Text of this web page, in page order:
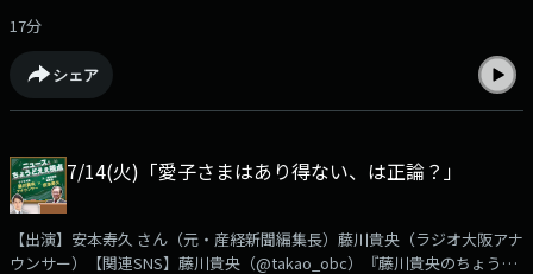
コ！』若者を中心に本を読まない「活字離れ」に加え、インターネット書
店の台頭や電子書籍の普及が進み、街中にあった書店が減少。今後、「知
の集積地」をどう守るのか政府が発表した「書店活性化プラン」とは？
佐々木先生が語ります。➡https://www.obc1314.co.jp/bangumi/chodo/
せ下さい。「Ｘ」などSNSでは #ちょうどえぇラジオを付けて呟いて下さ
いね
17分
シェア
7/14(火)「愛子さまはあり得ない、は正論？」
【出演】安本寿久 さん（元・産経新聞編集長）藤川貴央（ラジオ大阪アナ
ウンサー）【関連SNS】藤川貴央（@takao_obc）『藤川貴央のちょうど